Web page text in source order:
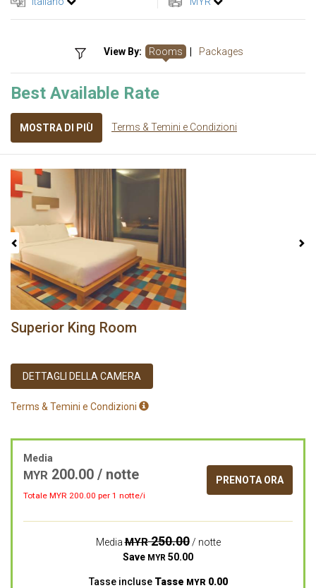
View By: Rooms Packages
Best Available Rate
MOSTRA DI PIÙ Terms & Temini e Condizioni
Previous
Superior King Room
DETTAGLI DELLA CAMERA
Terms & Temini e Condizioni
Media
MYR 200.00 / notte
Totale MYR 200.00 per 1 notte/i
PRENOTA ORA
MediaMYR250.00/ notte
Save MYR 50.00
Tasse incluse Tasse MYR 0.00